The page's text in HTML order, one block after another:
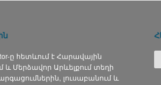
ը հետևում է Հարավային
և Մերձավոր Արևելքում տեղի
լուսաբանում և